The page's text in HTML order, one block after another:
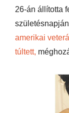
26-án állította
amerikai
túltett,